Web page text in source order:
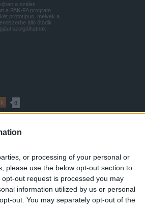
or processing of your personal or
please use the below opt-out section to
out request is processed you may
information utilized by us or personal
out. You may separately opt-out of the
a széles
a PAK-FA program
prototípus, melyek a
álló ötödik
szolgálhatnak.
0
rendezik meg a
repülőgép- űr- és
A MAKSz azonban
rendezvény,